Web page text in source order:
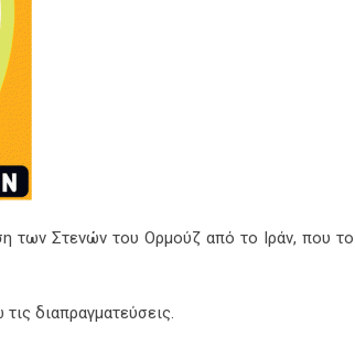
των Στενών του Ορμούζ από το Ιράν, που το
διαπραγματεύσεις.